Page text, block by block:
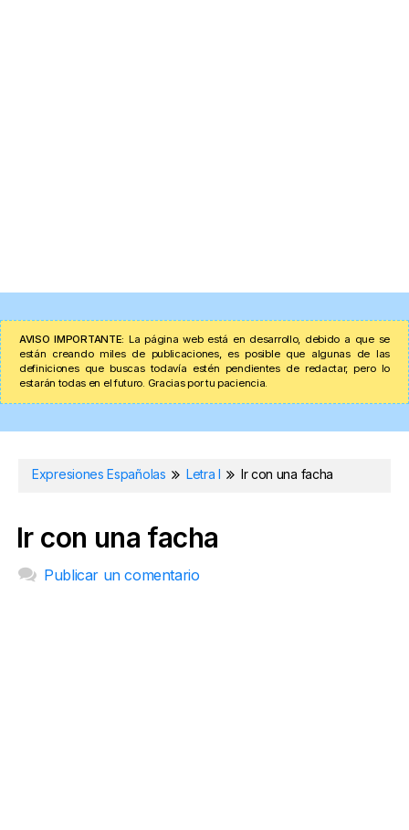
AVISO IMPORTANTE: La página web está en desarrollo, debido a que se
están creando miles de publicaciones, es posible que algunas de las
definiciones que buscas todavía estén pendientes de redactar, pero lo
estarán todas en el futuro. Gracias por tu paciencia.
Expresiones Españolas Letra I Ir con una facha
Ir con una facha
Publicar un comentario